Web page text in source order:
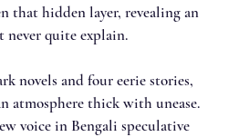
that hidden layer, revealing an
never quite explain.
novels and four eerie stories,
atmosphere thick with unease.
voice in Bengali speculative